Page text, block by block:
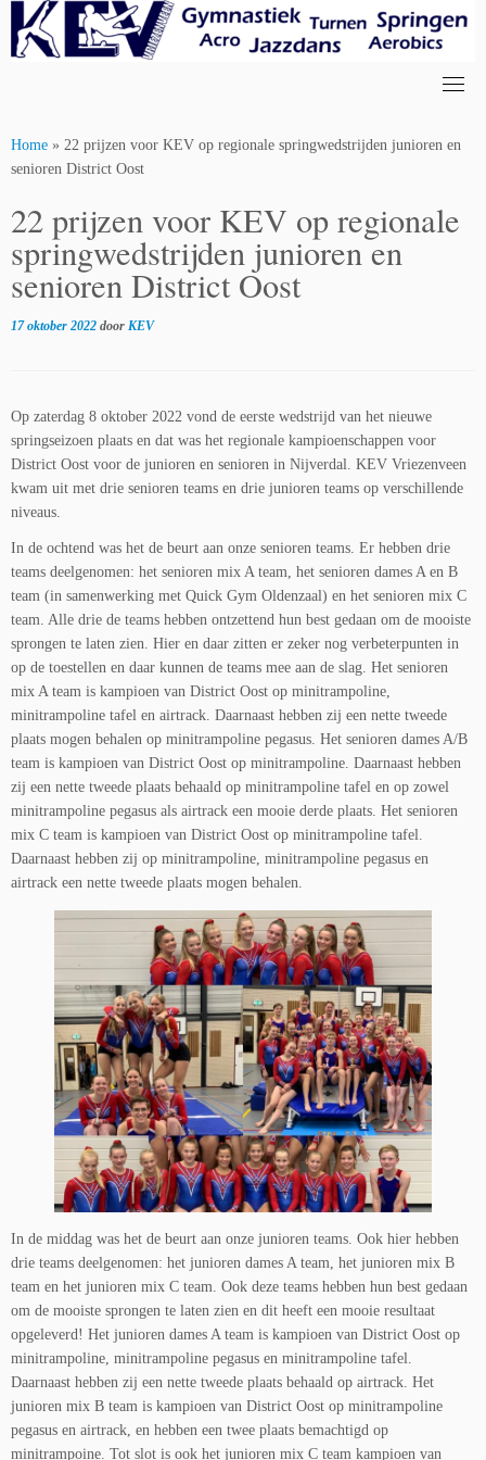
content
Home » 22 prijzen voor KEV op regionale springwedstrijden junioren en
senioren District Oost
22 prijzen voor KEV op regionale
springwedstrijden junioren en
senioren District Oost
17 oktober 2022 door KEV
Op zaterdag 8 oktober 2022 vond de eerste wedstrijd van het nieuwe
springseizoen plaats en dat was het regionale kampioenschappen voor
District Oost voor de junioren en senioren in Nijverdal. KEV Vriezenveen
kwam uit met drie senioren teams en drie junioren teams op verschillende
niveaus.
In de ochtend was het de beurt aan onze senioren teams. Er hebben drie
teams deelgenomen: het senioren mix A team, het senioren dames A en B
team (in samenwerking met Quick Gym Oldenzaal) en het senioren mix C
team. Alle drie de teams hebben ontzettend hun best gedaan om de mooiste
sprongen te laten zien. Hier en daar zitten er zeker nog verbeterpunten in
op de toestellen en daar kunnen de teams mee aan de slag. Het senioren
mix A team is kampioen van District Oost op minitrampoline,
minitrampoline tafel en airtrack. Daarnaast hebben zij een nette tweede
plaats mogen behalen op minitrampoline pegasus. Het senioren dames A/B
team is kampioen van District Oost op minitrampoline. Daarnaast hebben
zij een nette tweede plaats behaald op minitrampoline tafel en op zowel
minitrampoline pegasus als airtrack een mooie derde plaats. Het senioren
mix C team is kampioen van District Oost op minitrampoline tafel.
Daarnaast hebben zij op minitrampoline, minitrampoline pegasus en
airtrack een nette tweede plaats mogen behalen.
In de middag was het de beurt aan onze junioren teams. Ook hier hebben
drie teams deelgenomen: het junioren dames A team, het junioren mix B
team en het junioren mix C team. Ook deze teams hebben hun best gedaan
om de mooiste sprongen te laten zien en dit heeft een mooie resultaat
opgeleverd! Het junioren dames A team is kampioen van District Oost op
minitrampoline, minitrampoline pegasus en minitrampoline tafel.
Daarnaast hebben zij een nette tweede plaats behaald op airtrack. Het
junioren mix B team is kampioen van District Oost op minitrampoline
pegasus en airtrack, en hebben een twee plaats bemachtigd op
minitrampoine. Tot slot is ook het junioren mix C team kampioen van